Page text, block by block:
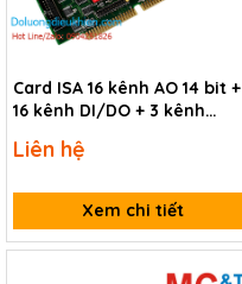
Card ISA 16 kênh AO 14 bit +
16 kênh DI/DO + 3 kênh
ICP DAS ISO-DA16/S CR
Liên hệ
Xem chi tiết